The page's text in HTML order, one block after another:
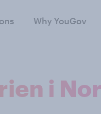
Why YouGov
i